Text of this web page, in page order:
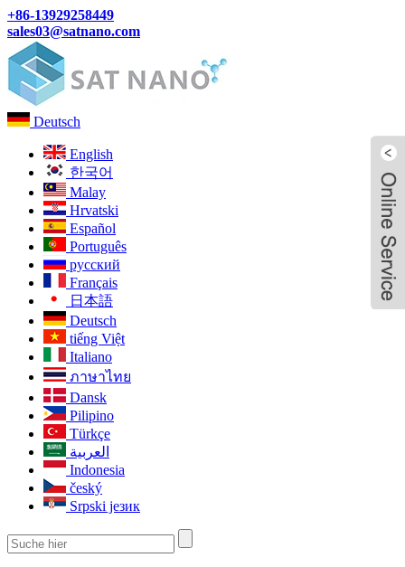
+86-13929258449
sales03@satnano.com
Deutsch
English
한국어
Malay
Hrvatski
Español
Português
русский
Français
日本語
Deutsch
tiếng Việt
Italiano
ภาษาไทย
Dansk
Pilipino
Türkçe
العربية
Indonesia
český
Srpski језик